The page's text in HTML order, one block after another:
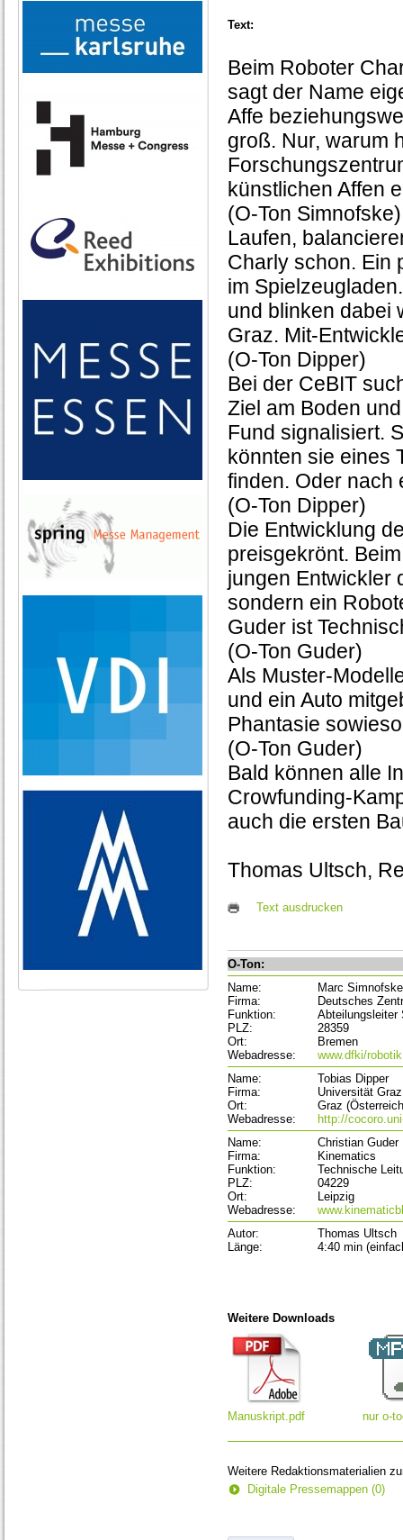
Text:
Beim Roboter
sagt der Name
Affe
groß. Nur, warum
künstlichen Affen
(O-Ton Simnofske)
Laufen,
Charly schon. Ein
im
und blinken dabei
Graz. Mit-
(O-Ton Dipper)
Bei der CeBIT
Ziel am Boden
Fund signalisiert.
könnten sie eines
finden. Oder nach
(O-Ton Dipper)
Die Entwicklung
preisgekrönt.
jungen Entwickler
sondern ein
Guder ist
(O-Ton Guder)
Als Muster-
und ein Auto
Phantasie
(O-Ton Guder)
Bald können alle
Crowfunding-
auch die ersten
Thomas Ultsch,
Text ausdrucken
O-Ton:
Name:
Marc Simnofske
Firma:
Deutsches
Funktion:
Abteilungsleiter
PLZ:
28359
Ort:
Bremen
Webadresse:
www.dfki/robotik
Name:
Tobias Dipper
Firma:
Universität Graz
Ort:
Graz
Webadresse:
http://
Name:
Christian Guder
Firma:
Kinematics
Funktion:
Technische
PLZ:
04229
Ort:
Leipzig
Webadresse:
Autor:
Thomas Ultsch
Länge:
4:40 min
Weitere Downloads
Manuskript.pdf nur o-
Weitere Redaktionsmaterialien
Digitale Pressemappen (0)